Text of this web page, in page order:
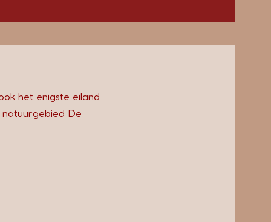
het enigste eiland
natuurgebied De